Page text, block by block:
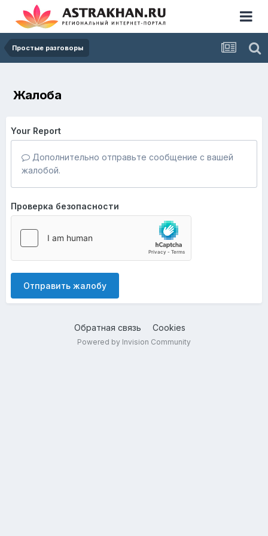
Простые разговоры
Жалоба
Your Report
Дополнительно отправьте сообщение с вашей
жалобой.
Проверка безопасности
Отправить жалобу
Обратная связь Cookies
Powered by Invision Community